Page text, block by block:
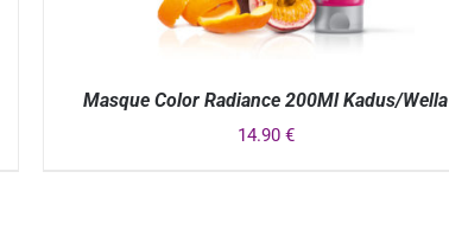
Masque Color Radiance 200Ml Kadus/Wella
14.90 €